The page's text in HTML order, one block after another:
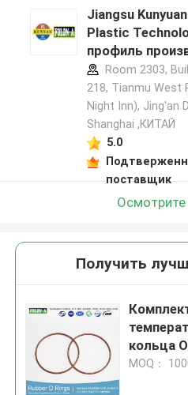
Jiangsu
Plastic
профиль
Room 2303,
218, Tianmu West
Night Inn), Jing'an
Shanghai ,КИТАЙ
5.0
поставщик
Получить
кольца
MOQ：